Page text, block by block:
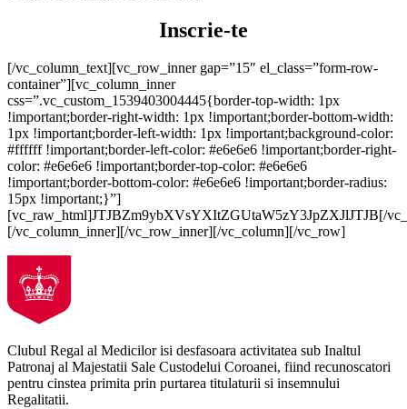
Inscrie-te
[/vc_column_text][vc_row_inner gap=”15″ el_class=”form-row-
container”][vc_column_inner
css=”.vc_custom_1539403004445{border-top-width: 1px
!important;border-right-width: 1px !important;border-bottom-width:
1px !important;border-left-width: 1px !important;background-color:
#ffffff !important;border-left-color: #e6e6e6 !important;border-right-
color: #e6e6e6 !important;border-top-color: #e6e6e6
!important;border-bottom-color: #e6e6e6 !important;border-radius:
15px !important;}”]
[vc_raw_html]JTJBZm9ybXVsYXItZGUtaW5zY3JpZXJlJTJB[/
[/vc_column_inner][/vc_row_inner][/vc_column][/vc_row]
Clubul Regal al Medicilor isi desfasoara activitatea sub Inaltul
Patronaj al Majestatii Sale Custodelui Coroanei, fiind recunoscatori
pentru cinstea primita prin purtarea titulaturii si insemnului
Regalitatii.